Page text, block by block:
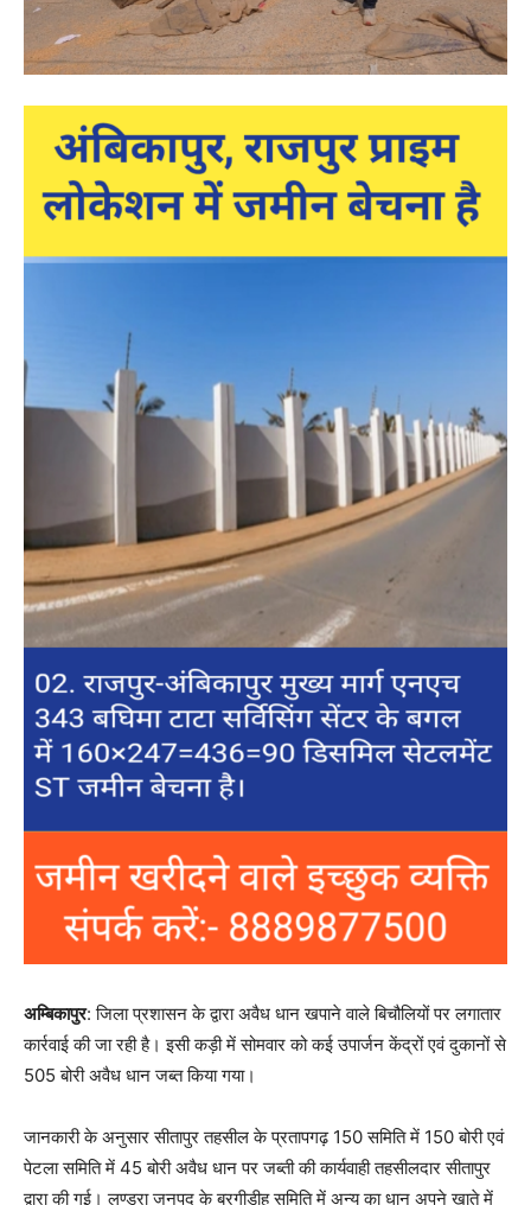
अम्बिकापुर: जिला प्रशासन के द्वारा अवैध धान खपाने वाले बिचौलियों पर लगातार
कार्रवाई की जा रही है। इसी कड़ी में सोमवार को कई उपार्जन केंद्रों एवं दुकानों से
505 बोरी अवैध धान जब्त किया गया।
जानकारी के अनुसार सीतापुर तहसील के प्रतापगढ़ 150 समिति में 150 बोरी एवं
पेटला समिति में 45 बोरी अवैध धान पर जब्ती की कार्यवाही तहसीलदार सीतापुर
द्वारा की गई। लुण्ड्रा जनपद के बरगीडीह समिति में अन्य का धान अपने खाते में